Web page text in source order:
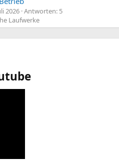
2026 Antworten: 5
Laufwerke